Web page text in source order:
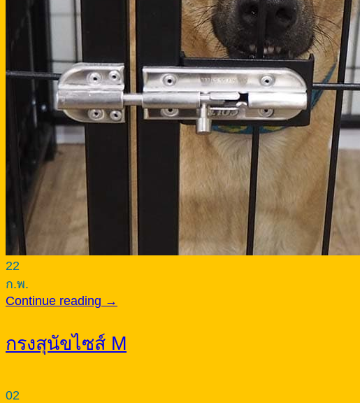
22
ก.พ.
Continue reading →
กรงสุนัขไซส์ M
02